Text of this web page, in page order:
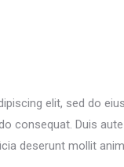
elit, sed do
consequat. Duis
deserunt mollit